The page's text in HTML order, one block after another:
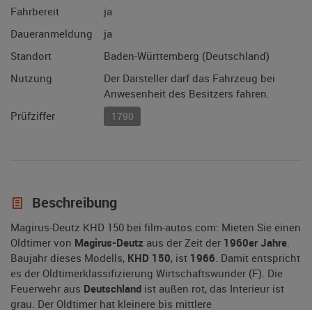
Fahrbereit
ja
Daueranmeldung
ja
Standort
Baden-Württemberg (Deutschland)
Nutzung
Der Darsteller darf das Fahrzeug bei
Anwesenheit des Besitzers fahren.
Prüfziffer
1790
Beschreibung
Magirus-Deutz KHD 150 bei film-autos.com: Mieten Sie einen
Oldtimer von Magirus-Deutz aus der Zeit der 1960er Jahre.
Baujahr dieses Modells, KHD 150, ist 1966. Damit entspricht
es der Oldtimerklassifizierung Wirtschaftswunder (F). Die
Feuerwehr aus Deutschland ist außen rot, das Interieur ist
grau. Der Oldtimer hat kleinere bis mittlere